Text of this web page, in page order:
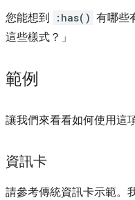
您能想到 :has() 有哪些
這些樣式？」
範例
讓我們來看看如何使用這
資訊卡
請參考傳統資訊卡示範。